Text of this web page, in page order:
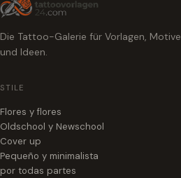
Die Tattoo-Galerie für Vorlagen, Motive
und Ideen.
STILE
Flores y flores
Oldschool y Newschool
Cover up
Pequeño y minimalista
por todas partes